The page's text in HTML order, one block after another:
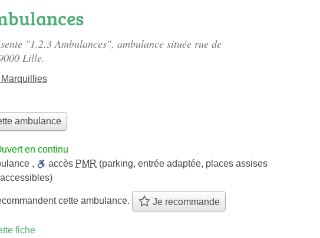
"1.2.3 Ambulances", ambulance située rue de
Lille.
ambulance
en continu
, accès PMR (parking, entrée adaptée, places assises
cette ambulance. Je recommande
fiche